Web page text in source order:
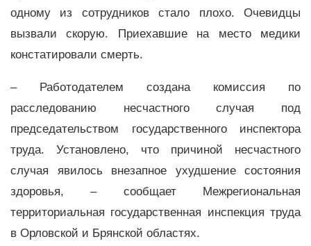
одному из сотрудников стало плохо. Очевидцы
вызвали скорую. Приехавшие на место медики
констатировали смерть.
– Работодателем создана комиссия по
расследованию несчастного случая под
председательством государственного инспектора
труда. Установлено, что причиной несчастного
случая явилось внезапное ухудшение состояния
здоровья, – сообщает Межрегиональная
территориальная государственная инспекция труда
в Орловской и Брянской областях.